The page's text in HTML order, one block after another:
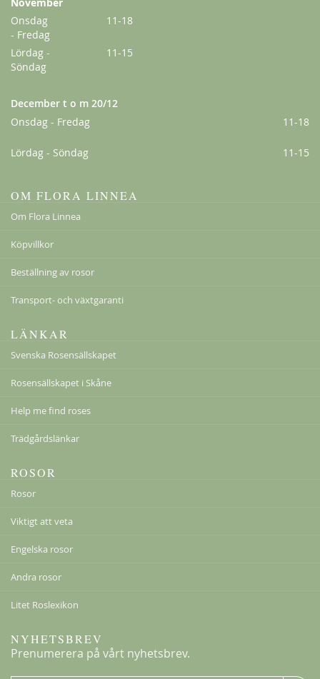
Onsdag
- Fredag
11-18
Lördag -
Söndag
11-15
December t o m 20/12
Onsdag - Fredag
11-18
Lördag - Söndag 11-15
OM FLORA LINNEA
Om Flora Linnea
Köpvillkor
Beställning av rosor
Transport- och växtgaranti
LÄNKAR
Svenska Rosensällskapet
Rosensällskapet i Skåne
Help me find roses
Trädgårdslänkar
ROSOR
Rosor
Viktigt att veta
Engelska rosor
Andra rosor
Litet Roslexikon
NYHETSBREV
Prenumerera på vårt nyhetsbrev.